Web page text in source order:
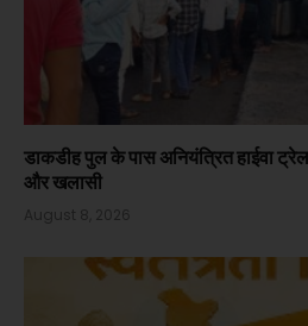
डाकडीह पुल के पास अनियंत्रित हाईवा
और खलासी
August 8, 2026